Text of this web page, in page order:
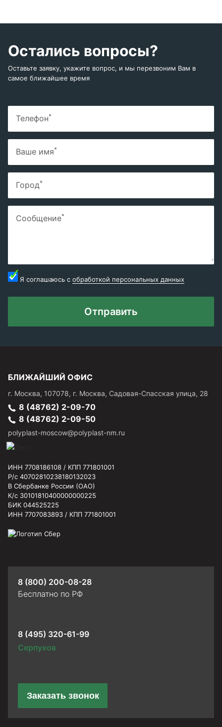
Остались вопросы?
Оставьте заявку, укажите вопрос, и мы перезвоним Вам в
самое ближайшее время
Телефон*
Ваше имя*
Город*
Сообщение*
Я соглашаюсь с обработкой персональных данных
Отправить
БЛИЖАЙШИЙ ОФИС
г. Москва, 107078, г. Москва, Садовая-Спасская улица, 28
8 (48762) 2-09-70
8 (48762) 2-09-50
polyplast-moscow@polyplast-nm.ru
ИНН 7708186108 / КПП 771801001
Р/с 40702810238180132023
В Сбербанке России (ОАО)
К/с 30101810400000000225
БИК 044525225
ИНН 7707083893 / КПП 771801001
8 (800) 200-08-28
Бесплатно по РФ
8 (495) 320-61-99
Серпухов
Заказать звонок